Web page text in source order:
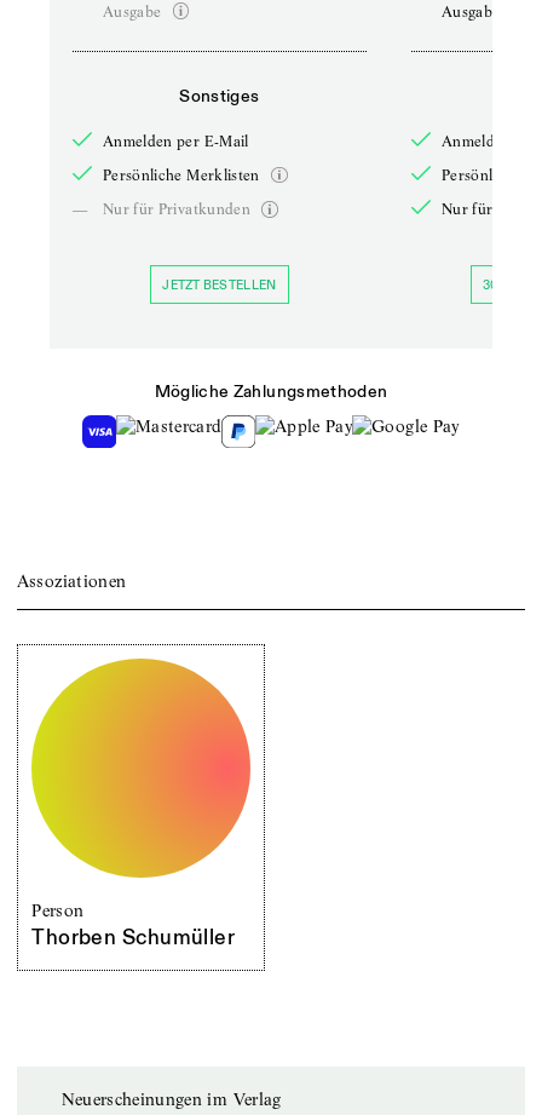
Ausgabe
Sonstiges
Anmelden per E-Mail
Persönliche Merklisten
—
Nur für Privatkunden
JETZT BESTELLEN
Ausgabe
Anmelden
Persönliche
Nur für
30 TAGE
Mögliche Zahlungsmethoden
Assoziationen
Person
Thorben Schumüller
Neuerscheinungen im Verlag